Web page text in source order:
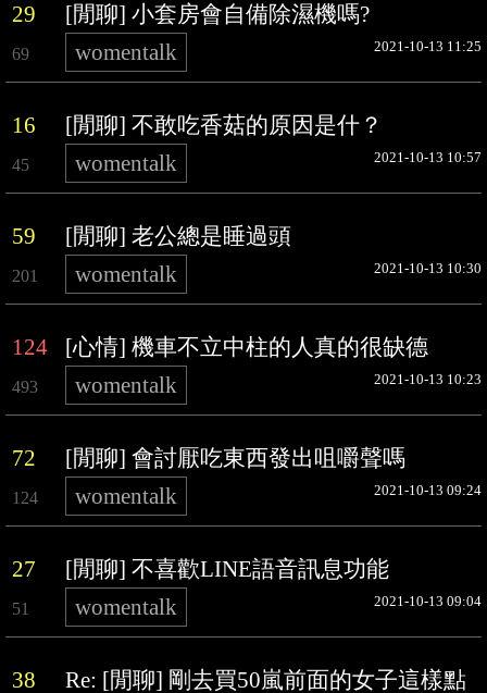
29 [閒聊] 小套房會自備除濕機嗎?
69 womentalk 2021-10-13 11:25
16 [閒聊] 不敢吃香菇的原因是什？
45 womentalk 2021-10-13 10:57
59 [閒聊] 老公總是睡過頭
201 womentalk 2021-10-13 10:30
124 [心情] 機車不立中柱的人真的很缺德
493 womentalk 2021-10-13 10:23
72 [閒聊] 會討厭吃東西發出咀嚼聲嗎
124 womentalk 2021-10-13 09:24
27 [閒聊] 不喜歡LINE語音訊息功能
51 womentalk 2021-10-13 09:04
38 Re: [閒聊] 剛去買50嵐前面的女子這樣點